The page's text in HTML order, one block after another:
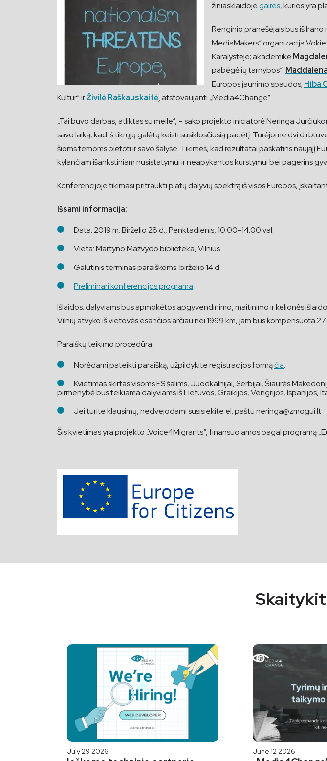
žiniasklaidojegaires, kurios yra
Renginio pranešėjais bus iš Irano
MediaMakers“ organizacija
Karalystėje; akademikė
pabėgėlių tarnybos“;
Europos jaunimo spaudos; Hiba
Kultur“ irŽivilė Raškauskaitė, atstovaujanti „Media4Change“.
„Tai buvo darbas, atliktas su meile“, – sako projekto iniciatorė Neringa
savo laiką, kad iš tikrųjų galėtų keisti susiklosčiusią padėtį. Turėjome dvi
šioms temoms plėtoti ir savo šalyse. Tikimės, kad rezultatai paskatins naująjį
kylančiam išankstiniam nusistatymui ir neapykantos kurstymui bei pagerins
Konferencijoje tikimasi pritraukti platų dalyvių spektrą iš visos Europos,
Išsami informacija:
Data: 2019 m. Birželio 28 d., Penktadienis, 10.00-14.00 val.
Vieta: Martyno Mažvydo biblioteka, Vilnius.
Galutinis terminas paraiškoms: birželio 14 d.
Preliminari konferencijos programa.
Išlaidos: dalyviams bus apmokėtos apgyvendinimo, maitinimo ir kelionės
Vilnių atvyko iš vietovės esančios arčiau nei 1999 km, jam bus kompensuota
Paraiškų teikimo procedūra:
Norėdami pateikti paraišką, užpildykite registracijos formąčia.
Kvietimas skirtas visoms ES šalims, Juodkalnijai, Serbijai, Šiaurės
pirmenybė bus teikiama dalyviams iš Lietuvos, Graikijos, Vengrijos, Ispanijos,
Jei turite klausimų, nedvejodami susisiekite el. paštuneringa@zmogui.lt
Šis kvietimas yra projekto „Voice4Migrants“, finansuojamos pagal programą
July 29 2026 June 12 2026